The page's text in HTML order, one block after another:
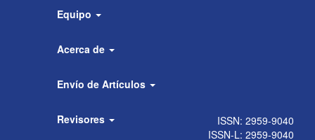
Equipo
Acerca de
Envío de Artículos
Revisores